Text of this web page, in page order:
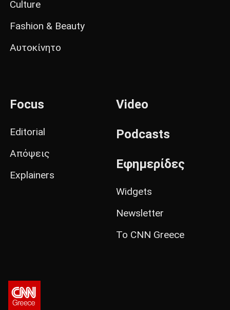
Culture
Fashion & Beauty
Αυτοκίνητο
Focus
Editorial
Απόψεις
Explainers
Video
Podcasts
Εφημερίδες
Widgets
Newsletter
Το CNN Greece